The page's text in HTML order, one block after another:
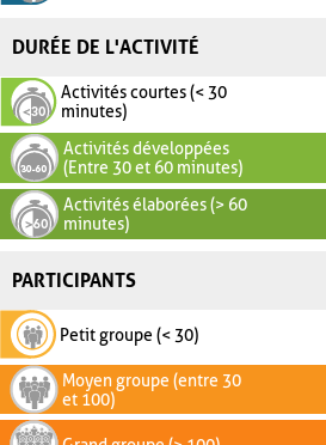
DURÉE DE L'ACTIVITÉ
Activités courtes (< 30
minutes)
Activités développées
(Entre 30 et 60 minutes)
Activités élaborées (> 60
minutes)
PARTICIPANTS
Petit groupe (< 30)
Moyen groupe (entre 30
et 100)